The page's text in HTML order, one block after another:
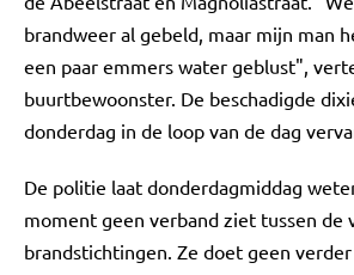
brandweer al gebeld, maar mijn man
een paar emmers water geblust",
buurtbewoonster. De beschadigde
donderdag in de loop van de dag
De politie laat donderdagmiddag
moment geen verband ziet tussen de
brandstichtingen. Ze doet geen verder